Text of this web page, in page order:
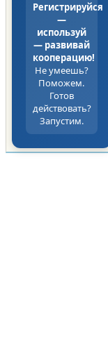
Регистрируйся
—
используй
— развивай
кооперацию!
Не умеешь?
Поможем.
Готов
действовать?
Запустим.